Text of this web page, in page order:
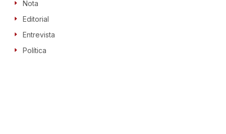
Nota
Editorial
Entrevista
Política